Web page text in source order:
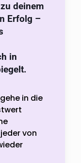
deinem
Erfolg –
in
in die
von